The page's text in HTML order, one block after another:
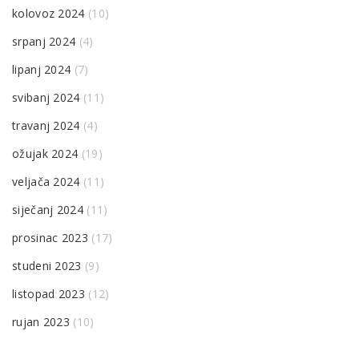
kolovoz 2024 (10)
srpanj 2024 (4)
lipanj 2024 (7)
svibanj 2024 (11)
travanj 2024 (4)
ožujak 2024 (19)
veljača 2024 (11)
siječanj 2024(11)
prosinac 2023 (17)
studeni 2023 (9)
listopad 2023 (12)
rujan 2023 (10)